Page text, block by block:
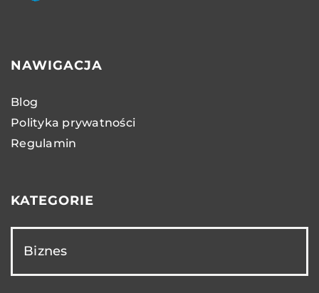
NAWIGACJA
Blog
Polityka prywatności
Regulamin
KATEGORIE
Biznes